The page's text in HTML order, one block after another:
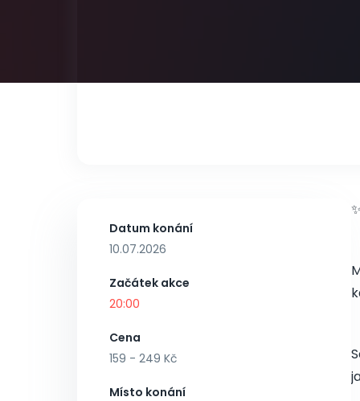
Datum konání
10.07.2026
Začátek akce
20:00
Cena
159 - 249 Kč
Místo konání
✨